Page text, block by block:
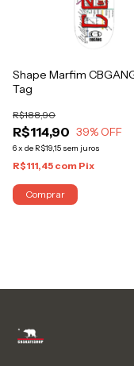
Shape Marfim
Tag
R$114,90
R$188,90
39% OFF
6x de R$19,15 sem juros
R$111,45 com Pix
Comprar